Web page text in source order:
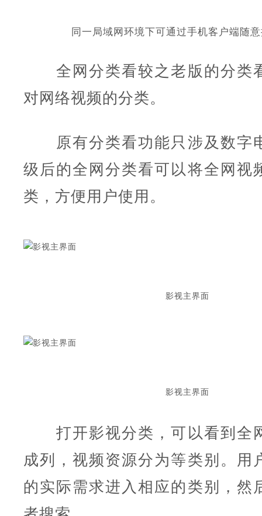
同一局域网环境下可通过手机客户端随
全网分类看较之老版的分类
对网络视频的分类。
原有分类看功能只涉及数字
级后的全网分类看可以将全网视
类，方便用户使用。
影视主界面
影视主界面
打开影视分类，可以看到全
成列，视频资源分为等类别。用
的实际需求进入相应的类别，然